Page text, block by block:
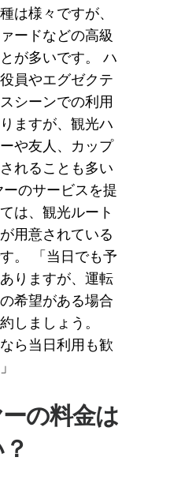
は様々ですが、
ードなどの高級
が多いです。 ハ
員やエグゼクテ
シーンでの利用
ますが、観光ハ
や友人、カップ
れることも多い
のサービスを提
は、観光ルート
用意されている
。 「当日でも予
りますが、運転
希望がある場合
しましょう。
ら当日利用も歓
の料金は